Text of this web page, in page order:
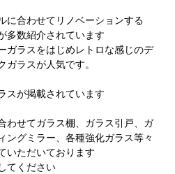
に合わせてリノベーションする
多数紹介されています
ガラスをはじめレトロな感じのデ
ガラスが人気です。
スが掲載されています
わせてガラス棚、ガラス引戸、ガ
ングミラー、各種強化ガラス等々
いただいております
してください